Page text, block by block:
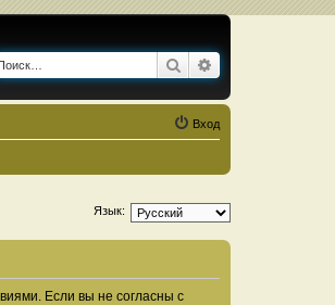
Поиск
Вход
Язык:
Если вы не согласны с